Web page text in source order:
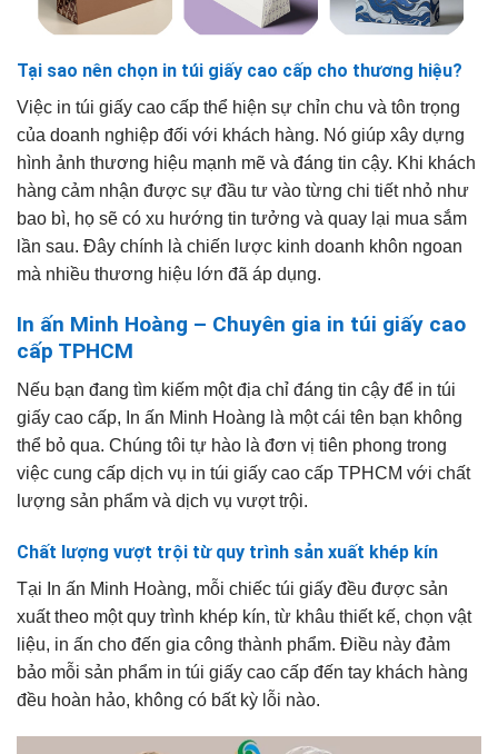
Tại sao nên chọn in túi giấy cao cấp cho thương hiệu?
Việc in túi giấy cao cấp thể hiện sự chỉn chu và tôn trọng
của doanh nghiệp đối với khách hàng. Nó giúp xây dựng
hình ảnh thương hiệu mạnh mẽ và đáng tin cậy. Khi khách
hàng cảm nhận được sự đầu tư vào từng chi tiết nhỏ như
bao bì, họ sẽ có xu hướng tin tưởng và quay lại mua sắm
lần sau. Đây chính là chiến lược kinh doanh khôn ngoan
mà nhiều thương hiệu lớn đã áp dụng.
In ấn Minh Hoàng – Chuyên gia in túi giấy cao
cấp TPHCM
Nếu bạn đang tìm kiếm một địa chỉ đáng tin cậy để in túi
giấy cao cấp, In ấn Minh Hoàng là một cái tên bạn không
thể bỏ qua. Chúng tôi tự hào là đơn vị tiên phong trong
việc cung cấp dịch vụ in túi giấy cao cấp TPHCM với chất
lượng sản phẩm và dịch vụ vượt trội.
Chất lượng vượt trội từ quy trình sản xuất khép kín
Tại In ấn Minh Hoàng, mỗi chiếc túi giấy đều được sản
xuất theo một quy trình khép kín, từ khâu thiết kế, chọn vật
liệu, in ấn cho đến gia công thành phẩm. Điều này đảm
bảo mỗi sản phẩm in túi giấy cao cấp đến tay khách hàng
đều hoàn hảo, không có bất kỳ lỗi nào.